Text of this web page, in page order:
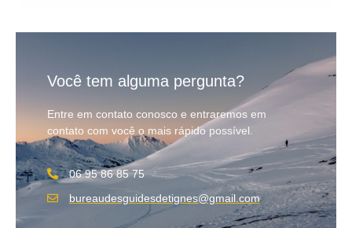
Você tem alguma pergunta?
Entre em contato conosco e entraremos em
contato com você o mais rápido possível.
06 95 86 85 75
bureaudesguidesdetignes@gmail.com